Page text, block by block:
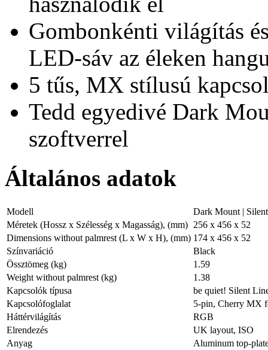
Gombonkénti világítás
LED-sáv az éleken
5 tűs, MX stílusú
Tedd egyedivé Dark
szoftverrel
Általános adatok
Modell
Dark Mount |
Méretek (Hossz x Szélesség x Magasság), (mm) 256 x 456 x 52
Dimensions without palmrest (L x W x H), (mm) 174 x 456 x 52
Színvariáció
Black
Össztömeg (kg)
1.59
Weight without palmrest (kg)
1.38
Kapcsolók típusa
be quiet! Silent
Kapcsolófoglalat
5-pin, Cherry MX
Háttérvilágítás
RGB
Elrendezés
UK layout, ISO
Anyag
Aluminum top-